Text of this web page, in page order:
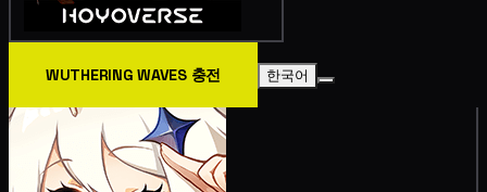
WUTHERING WAVES 충전 한국어